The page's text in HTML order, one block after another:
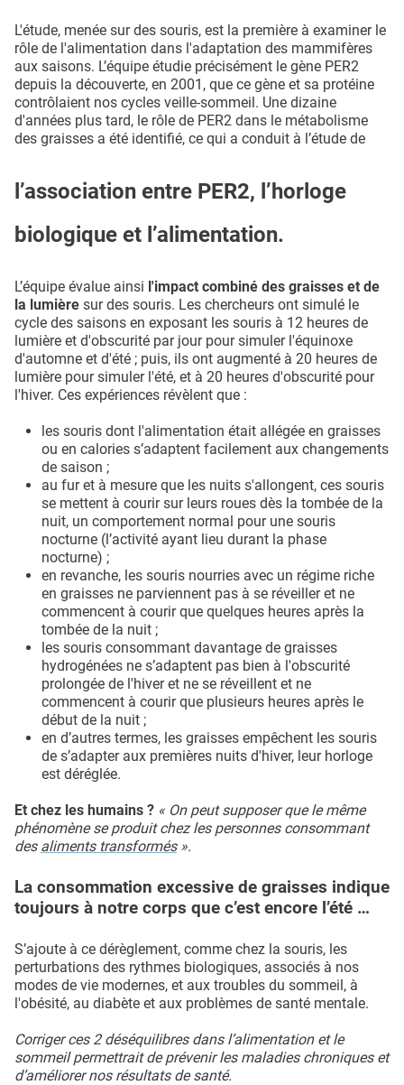
L'étude, menée sur des souris, est la première à examiner le
rôle de l'alimentation dans l'adaptation des mammifères
aux saisons. L’équipe étudie précisément le gène PER2
depuis la découverte, en 2001, que ce gène et sa protéine
contrôlaient nos cycles veille-sommeil. Une dizaine
d'années plus tard, le rôle de PER2 dans le métabolisme
des graisses a été identifié, ce qui a conduit à l’étude de
l’association entre PER2, l’horloge
biologique et l’alimentation.
L’équipe évalue ainsi l'impact combiné des graisses et de
la lumière sur des souris. Les chercheurs ont simulé le
cycle des saisons en exposant les souris à 12 heures de
lumière et d'obscurité par jour pour simuler l'équinoxe
d'automne et d'été ; puis, ils ont augmenté à 20 heures de
lumière pour simuler l'été, et à 20 heures d'obscurité pour
l'hiver. Ces expériences révèlent que :
les souris dont l'alimentation était allégée en graisses
ou en calories s’adaptent facilement aux changements
de saison ;
au fur et à mesure que les nuits s'allongent, ces souris
se mettent à courir sur leurs roues dès la tombée de la
nuit, un comportement normal pour une souris
nocturne (l’activité ayant lieu durant la phase
nocturne) ;
en revanche, les souris nourries avec un régime riche
en graisses ne parviennent pas à se réveiller et ne
commencent à courir que quelques heures après la
tombée de la nuit ;
les souris consommant davantage de graisses
hydrogénées ne s’adaptent pas bien à l'obscurité
prolongée de l'hiver et ne se réveillent et ne
commencent à courir que plusieurs heures après le
début de la nuit ;
en d’autres termes, les graisses empêchent les souris
de s’adapter aux premières nuits d'hiver, leur horloge
est déréglée.
Et chez les humains ? « On peut supposer que le même
phénomène se produit chez les personnes consommant
des aliments transformés».
La consommation excessive de graisses indique
toujours à notre corps que c’est encore l’été …
S’ajoute à ce dérèglement, comme chez la souris, les
perturbations des rythmes biologiques, associés à nos
modes de vie modernes, et aux troubles du sommeil, à
l'obésité, au diabète et aux problèmes de santé mentale.
Corriger ces 2 déséquilibres dans l’alimentation et le
sommeil permettrait de prévenir les maladies chroniques et
d’améliorer nos résultats de santé.